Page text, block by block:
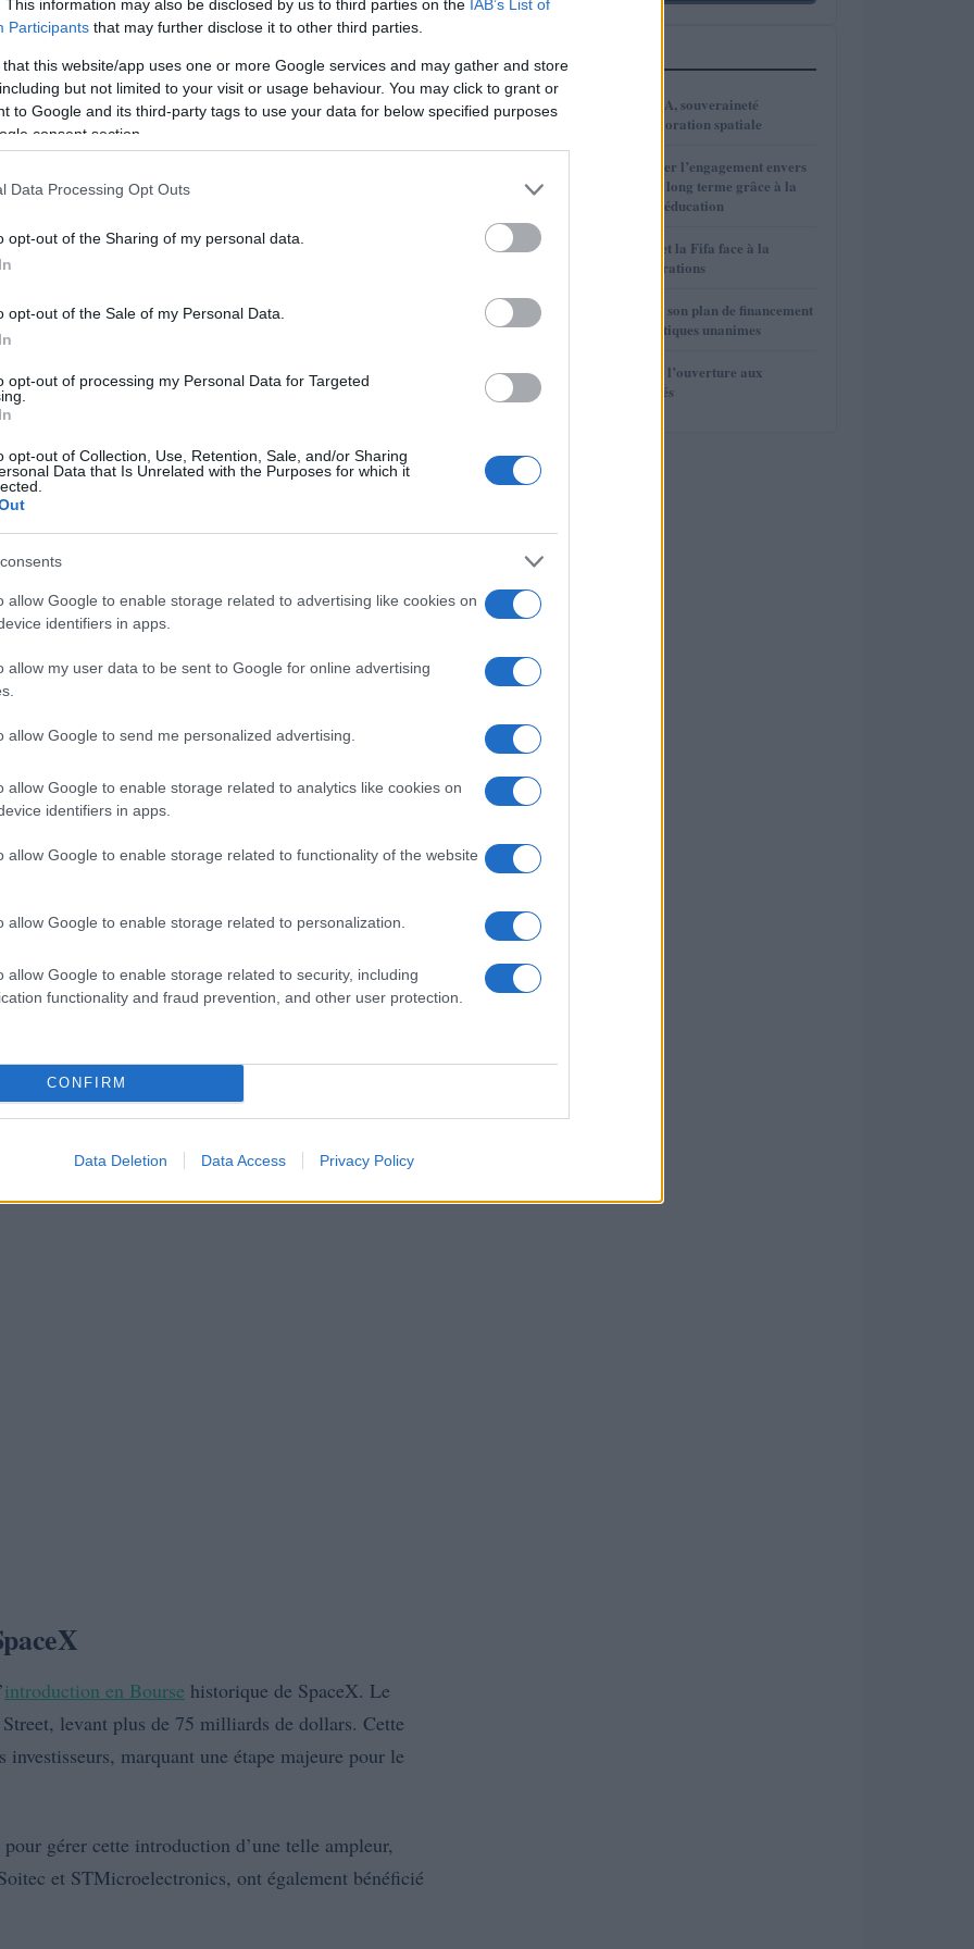
This information may also be disclosed by us to third parties on the IAB’s List of
Participants that may further disclose it to other third parties.
that this website/app uses one or more Google services and may gather and store
but not limited to your visit or usage behaviour. You may click to grant or
to Google and its third-party tags to use your data for below specified purposes
consent section.
Data Processing Opt Outs
opt-out of the Sharing of my personal data.
opt-out of the Sale of my Personal Data.
opt-out of processing my Personal Data for Targeted
opt-out of Collection, Use, Retention, Sale, and/or Sharing
Data that Is Unrelated with the Purposes for which it
allow Google to enable storage related to advertising like cookies on
identifiers in apps.
allow my user data to be sent to Google for online advertising
allow Google to send me personalized advertising.
allow Google to enable storage related to analytics like cookies on
identifiers in apps.
allow Google to enable storage related to functionality of the website
allow Google to enable storage related to personalization.
allow Google to enable storage related to security, including
functionality and fraud prevention, and other user protection.
CONFIRM
Data Deletion Data Access Privacy Policy
espoirs de paix.
sur les différents secteurs. Les pétrolières
des pertes significatives. En revanche, les
situation. Saint-Gobain et ArcelorMittal ont
également affiché de fortes progressions.
ont tous bénéficié de cette dynamique positive.
portées par le relèvement des taux directeurs de
»une fois de plus, les États-Unis et l’Iran semblent
Cependant, les stratégistes d’ING restent prudents,
n’avait pas encore décidé s’il était prêt à signer
des marchés, qui restent attentifs aux
jeudi, jugeant la croissance de la zone euro
durable.
introduction en Bourse historique de SpaceX. Le
levant plus de 75 milliards de dollars. Cette
marquant une étape majeure pour le
gérer cette introduction d’une telle ampleur,
et STMicroelectronics, ont également bénéficié
1 VivaTech 2026 : IA, souveraineté
numérique et exploration spatiale
Comment renforcer l’engagement envers
l’investissement à long terme grâce à la
psychologie et à l’éducation
3
Gianni Infantino et la Fifa face à la
rébellion des fédérations
4
La Fifa renonce à son plan de financement
privé face aux critiques unanimes
5
La Fifa renonce à l’ouverture aux
investisseurs privés